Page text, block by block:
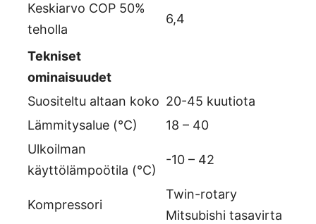
Keskiarvo COP 50%
teholla
6,4
Tekniset
ominaisuudet
Suositeltu altaan koko 20-45 kuutiota
Lämmitysalue (°C)
18 – 40
Ulkoilman
käyttölämpoötila (°C)
-10 – 42
Kompressori
Twin-rotary
Mitsubishi tasavirta